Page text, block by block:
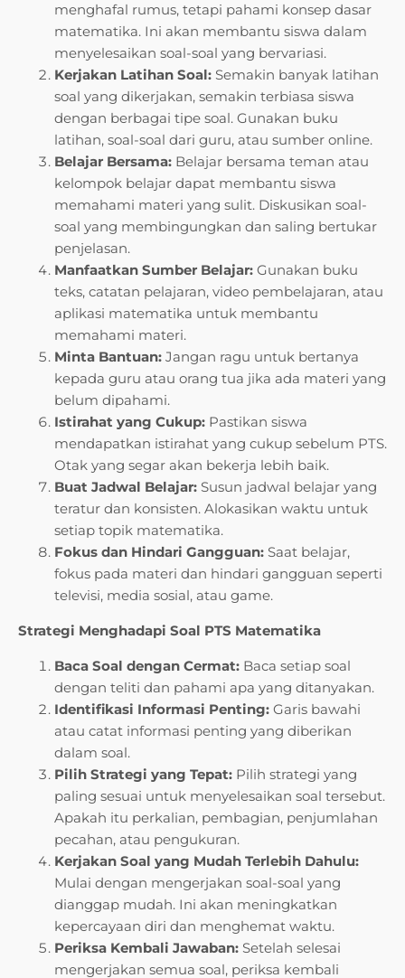
menghafal rumus, tetapi pahami konsep dasar
matematika. Ini akan membantu siswa dalam
menyelesaikan soal-soal yang bervariasi.
Kerjakan Latihan Soal: Semakin banyak latihan
soal yang dikerjakan, semakin terbiasa siswa
dengan berbagai tipe soal. Gunakan buku
latihan, soal-soal dari guru, atau sumber online.
Belajar Bersama: Belajar bersama teman atau
kelompok belajar dapat membantu siswa
memahami materi yang sulit. Diskusikan soal-
soal yang membingungkan dan saling bertukar
penjelasan.
Manfaatkan Sumber Belajar: Gunakan buku
teks, catatan pelajaran, video pembelajaran, atau
aplikasi matematika untuk membantu
memahami materi.
Minta Bantuan: Jangan ragu untuk bertanya
kepada guru atau orang tua jika ada materi yang
belum dipahami.
Istirahat yang Cukup: Pastikan siswa
mendapatkan istirahat yang cukup sebelum PTS.
Otak yang segar akan bekerja lebih baik.
Buat Jadwal Belajar: Susun jadwal belajar yang
teratur dan konsisten. Alokasikan waktu untuk
setiap topik matematika.
Fokus dan Hindari Gangguan: Saat belajar,
fokus pada materi dan hindari gangguan seperti
televisi, media sosial, atau game.
Strategi Menghadapi Soal PTS Matematika
Baca Soal dengan Cermat: Baca setiap soal
dengan teliti dan pahami apa yang ditanyakan.
Identifikasi Informasi Penting: Garis bawahi
atau catat informasi penting yang diberikan
dalam soal.
Pilih Strategi yang Tepat: Pilih strategi yang
paling sesuai untuk menyelesaikan soal tersebut.
Apakah itu perkalian, pembagian, penjumlahan
pecahan, atau pengukuran.
Kerjakan Soal yang Mudah Terlebih Dahulu:
Mulai dengan mengerjakan soal-soal yang
dianggap mudah. Ini akan meningkatkan
kepercayaan diri dan menghemat waktu.
Periksa Kembali Jawaban: Setelah selesai
mengerjakan semua soal, periksa kembali